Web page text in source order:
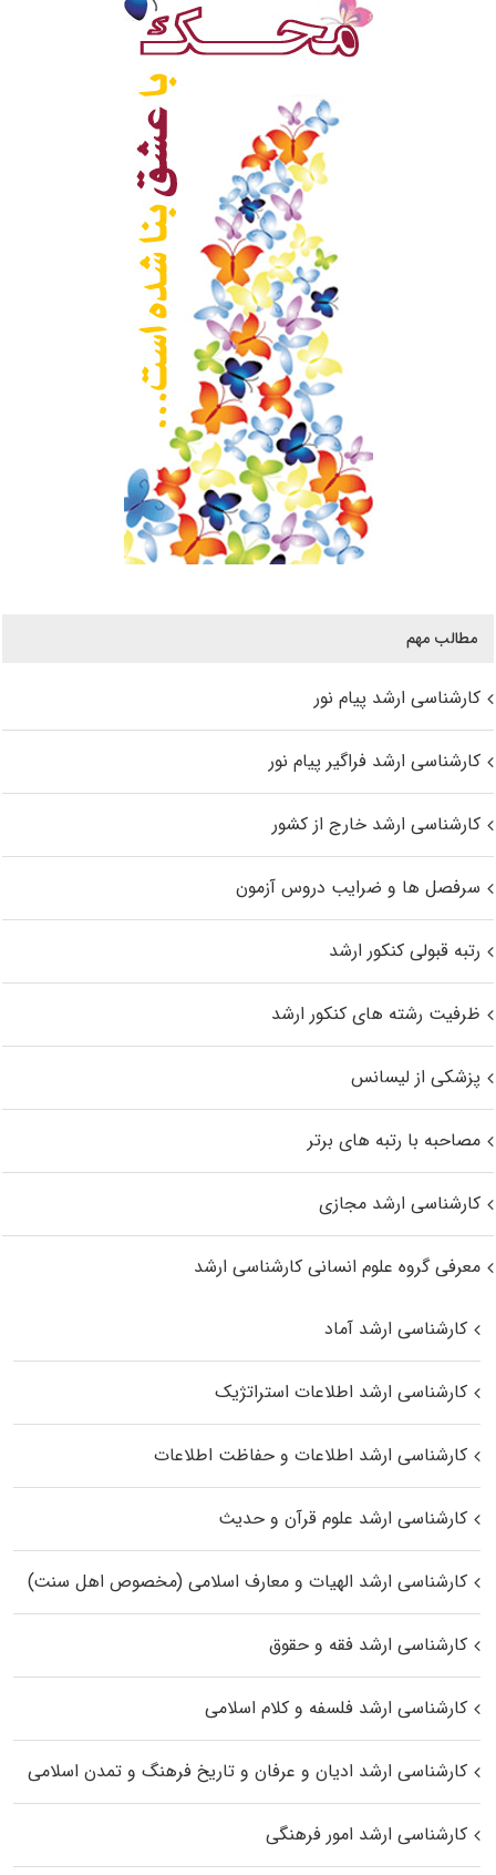
مطالب مهم
کارشناسی ارشد پیام نور
کارشناسی ارشد فراگیر پیام نور
کارشناسی ارشد خارج از کشور
سرفصل ها و ضرایب دروس آزمون
رتبه قبولی کنکور ارشد
ظرفیت رشته های کنکور ارشد
پزشکی از لیسانس
مصاحبه با رتبه های برتر
کارشناسی ارشد مجازی
معرفی گروه علوم انسانی کارشناسی ارشد
کارشناسی ارشد آماد
کارشناسی ارشد اطلاعات استراتژیک
کارشناسی ارشد اطلاعات و حفاظت اطلاعات
کارشناسی ارشد علوم قرآن و حدیث
کارشناسی ارشد الهیات و معارف اسلامی (مخصوص اهل سنت)
کارشناسی ارشد فقه و حقوق
کارشناسی ارشد فلسفه و کلام اسلامی
کارشناسی ارشد ادیان و عرفان و تاریخ فرهنگ و تمدن اسلامی
کارشناسی ارشد امور فرهنگی